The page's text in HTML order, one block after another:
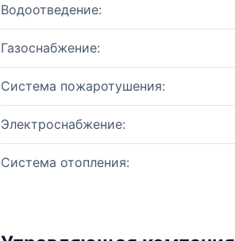
Водоотведение:
Газоснабжение:
Система пожаротушения:
Электроснабжение:
Система отопления: